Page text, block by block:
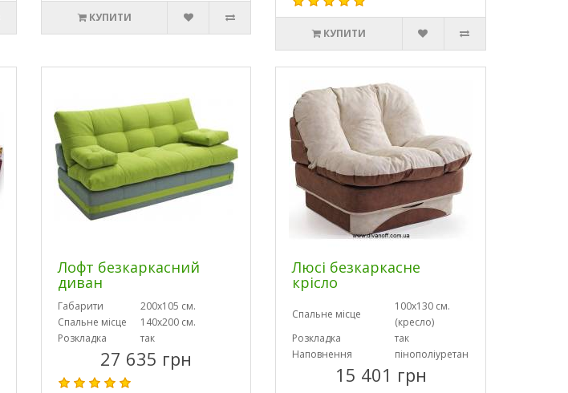
КУПИТИ
КУПИТИ
Лофт безкаркасний
диван
Габарити
200х105 см.
Спальне місце
140х200 см.
Розкладка
так
27 635 грн
Люсі безкаркасне
крісло
Спальне місце
100х130 см.
(кресло)
Розкладка
так
Наповнення
пінополіуретан
15 401 грн